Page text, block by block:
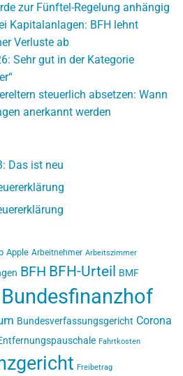
zur Fünftel-Regelung anhängig
Kapitalanlagen: BFH lehnt
Verluste ab
Sehr gut in der Kategorie
steuerlich absetzen: Wann
anerkannt werden
Das ist neu
Apple Arbeitnehmer Arbeitszimmer
BFH BFH-Urteil BMF
Bundesfinanzhof
Bundesverfassungsgericht Corona
Fahrtkosten
Freibetrag